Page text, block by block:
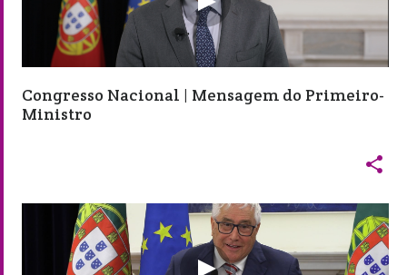
Congresso Nacional | Mensagem do Primeiro-
Ministro
